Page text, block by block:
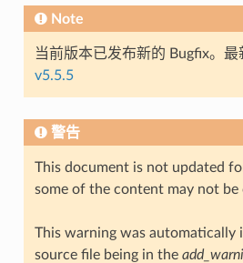
Note
当前版本已发布新的 Bugfix。最
v5.5.5
警告
This document is not updated
some of the content may not be
This warning was automatically
source file being in the